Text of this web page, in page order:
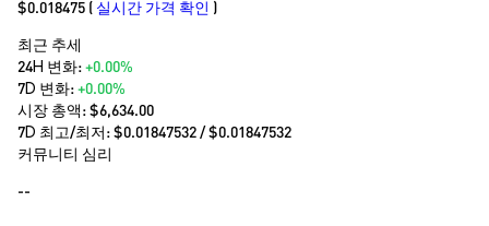
$0.018475 ( 실시간 가격 확인 )
최근 추세
24H 변화:+0.00%
7D 변화:+0.00%
시장 총액:$6,634.00
7D 최고/최저: $0.01847532/ $0.01847532
커뮤니티 심리
--